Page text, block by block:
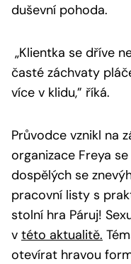
duševní pohoda.
„Klientka se dříve
časté záchvaty
více v klidu,” říká.
Průvodce vznikl na
organizace Freya
dospělých se
pracovní listy s
stolní hra Páruj!
v této aktualitě.
otevírat hravou